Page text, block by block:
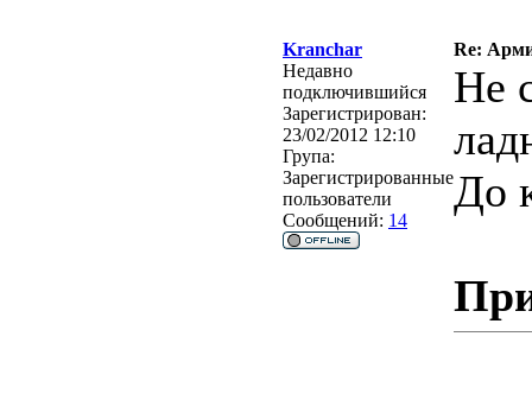
Kranchar
Re:
Недавно
подключившийся
Зарегистрирован:
23/02/2012 12:10
Група:
Зарегистрированные
пользователи
Сообщений: 14
Не
До